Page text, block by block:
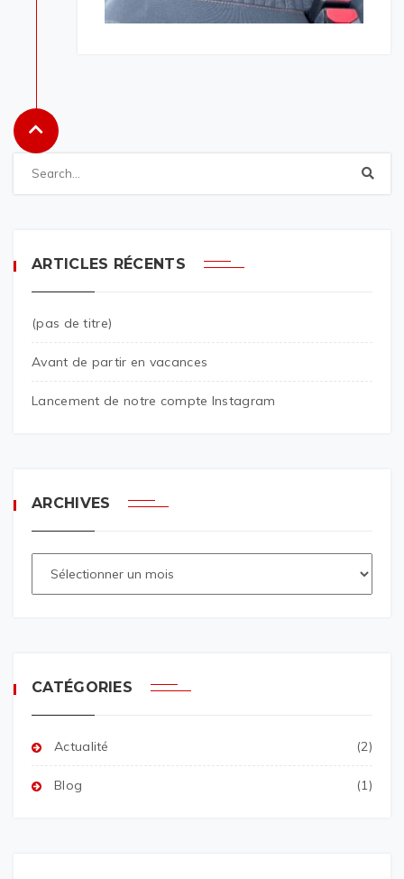
ARTICLES RÉCENTS
(pas de titre)
Avant de partir en vacances
Lancement de notre compte Instagram
ARCHIVES
CATÉGORIES
Actualité (2)
Blog (1)